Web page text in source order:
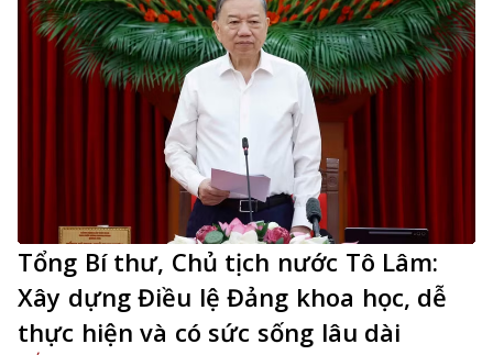
Tổng Bí thư, Chủ tịch nước Tô Lâm:
Xây dựng Điều lệ Đảng khoa học, dễ
thực hiện và có sức sống lâu dài